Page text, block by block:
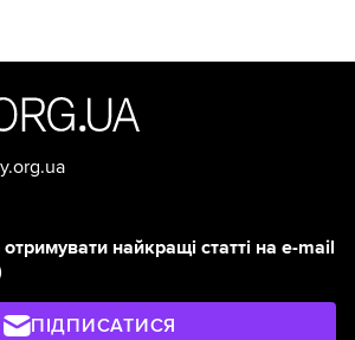
найкращі статті на e-mail
ПІДПИСАТИСЯ